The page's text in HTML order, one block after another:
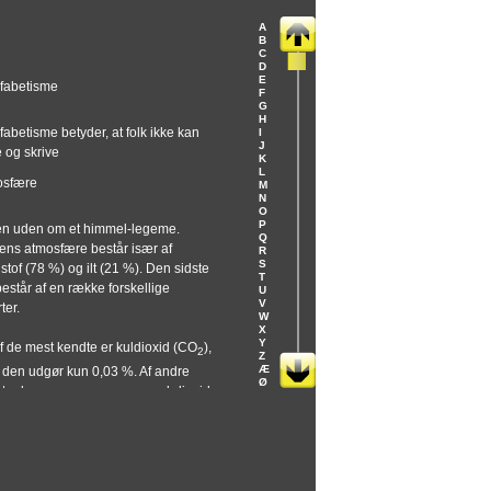
Leone
A
B
C
D
E
F
G
H
I
J
K
L
M
N
O
P
Q
R
S
T
U
V
W
X
Y
Z
Æ
Ø
betyder, at folk ikke kan
og skrive
uden om et himmel-legeme.
atmosfære består især af
(78 %) og ilt (21 %). Den sidste
af en række forskellige
de mest kendte er kuldioxid (CO2),
udgør kun 0,03 %. Af andre
kan nævnes argon, svovl-dioxid,